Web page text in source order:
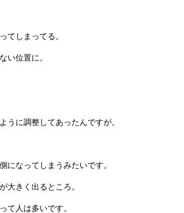
てしまってる。
い位置に。
うに調整してあったんですが。
になってしまうみたいです。
大きく出るところ。
て人は多いです。